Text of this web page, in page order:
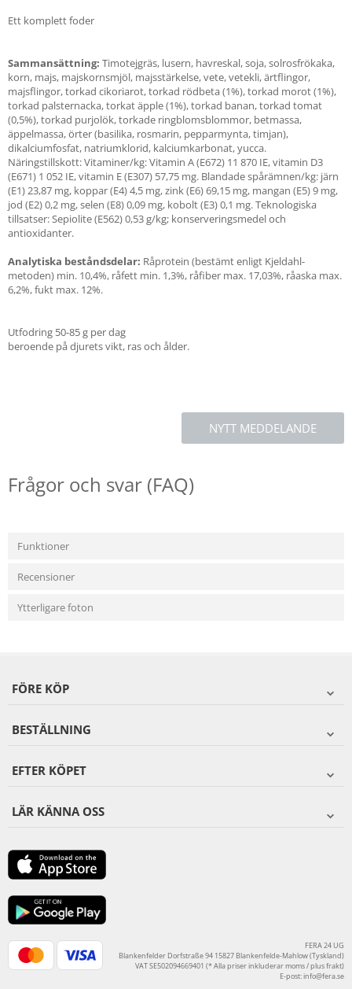
Ett komplett foder
Sammansättning: Timotejgräs, lusern, havreskal, soja, solrosfrökaka,
korn, majs, majskornsmjöl, majsstärkelse, vete, vetekli, ärtflingor,
majsflingor, torkad cikoriarot, torkad rödbeta (1%), torkad morot (1%),
torkad palsternacka, torkat äpple (1%), torkad banan, torkad tomat
(0,5%), torkad purjolök, torkade ringblomsblommor, betmassa,
äppelmassa, örter (basilika, rosmarin, pepparmynta, timjan),
dikalciumfosfat, natriumklorid, kalciumkarbonat, yucca.
Näringstillskott: Vitaminer/kg: Vitamin A (E672) 11 870 IE, vitamin D3
(E671) 1 052 IE, vitamin E (E307) 57,75 mg. Blandade spårämnen/kg: järn
(E1) 23,87 mg, koppar (E4) 4,5 mg, zink (E6) 69,15 mg, mangan (E5) 9 mg,
jod (E2) 0,2 mg, selen (E8) 0,09 mg, kobolt (E3) 0,1 mg. Teknologiska
tillsatser: Sepiolite (E562) 0,53 g/kg; konserveringsmedel och
antioxidanter.
Analytiska beståndsdelar: Råprotein (bestämt enligt Kjeldahl-
metoden) min. 10,4%, råfett min. 1,3%, råfiber max. 17,03%, råaska max.
6,2%, fukt max. 12%.
Utfodring 50-85 g per dag
beroende på djurets vikt, ras och ålder.
NYTT MEDDELANDE
Frågor och svar (FAQ)
Funktioner
Recensioner
Ytterligare foton
FÖRE KÖP
BESTÄLLNING
EFTER KÖPET
LÄR KÄNNA OSS
FERA 24 UG
Blankenfelder Dorfstraße 94 15827 Blankenfelde-Mahlow (Tyskland)
VAT SE502094669401 (* Alla priser inkluderar moms / plus frakt)
E-post:info@fera.se